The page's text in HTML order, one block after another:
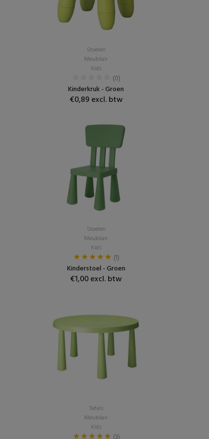
Stoelen
Meubilair
Kids
(0)
Kinderkruk - Groen
€0,89 excl. btw
Stoelen
Meubilair
Kids
(1)
Kinderstoel - Groen
€1,00 excl. btw
Tafels
Meubilair
Kids